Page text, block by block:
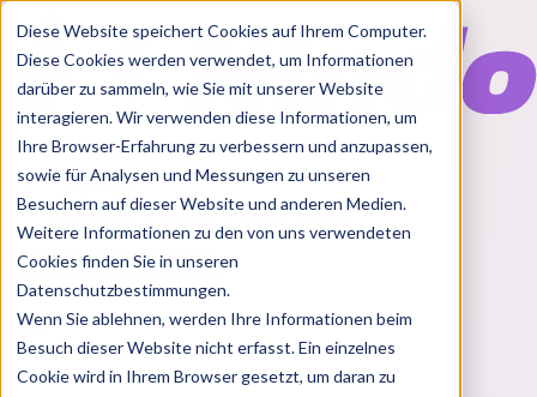
Diese Website speichert Cookies auf Ihrem Computer.
Diese Cookies werden verwendet, um Informationen
darüber zu sammeln, wie Sie mit unserer Website
interagieren. Wir verwenden diese Informationen, um
Ihre Browser-Erfahrung zu verbessern und anzupassen,
sowie für Analysen und Messungen zu unseren
Besuchern auf dieser Website und anderen Medien.
Weitere Informationen zu den von uns verwendeten
Cookies finden Sie in unseren
Datenschutzbestimmungen.
Wenn Sie ablehnen, werden Ihre Informationen beim
Besuch dieser Website nicht erfasst. Ein einzelnes
Cookie wird in Ihrem Browser gesetzt, um daran zu
Features
Solutions
BlogChartsRabatt CodesPakete
Login